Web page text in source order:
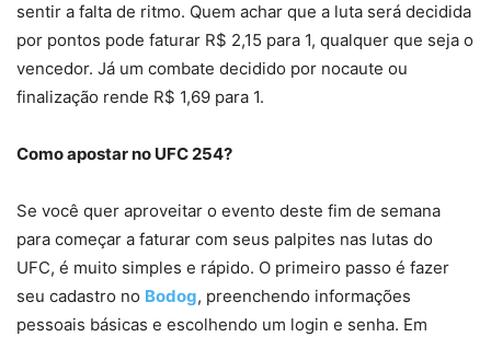
sentir a falta de ritmo. Quem achar que a luta será decidida
por pontos pode faturar R$ 2,15 para 1, qualquer que seja o
vencedor. Já um combate decidido por nocaute ou
finalização rende R$ 1,69 para 1.
Como apostar no UFC 254?
Se você quer aproveitar o evento deste fim de semana
para começar a faturar com seus palpites nas lutas do
UFC, é muito simples e rápido. O primeiro passo é fazer
seu cadastro no Bodog, preenchendo informações
pessoais básicas e escolhendo um login e senha. Em